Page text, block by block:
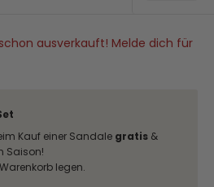
ausverkauft! Melde dich für
Kauf einer Sandale gratis &
Saison!
legen.